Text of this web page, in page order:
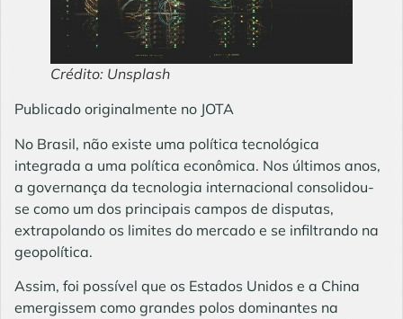
Crédito: Unsplash
Publicado originalmente no JOTA
No Brasil, não existe uma política tecnológica
integrada a uma política econômica. Nos últimos anos,
a governança da tecnologia internacional consolidou-
se como um dos principais campos de disputas,
extrapolando os limites do mercado e se infiltrando na
geopolítica.
Assim, foi possível que os Estados Unidos e a China
emergissem como grandes polos dominantes na